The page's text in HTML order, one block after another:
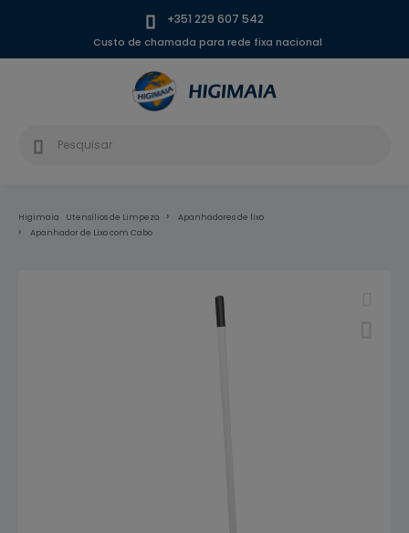
+351 229 607 542
Custo de chamada para rede fixa nacional
Higimaia Utensílios de Limpeza
Apanhadores de lixo
Apanhador de Lixo com Cabo